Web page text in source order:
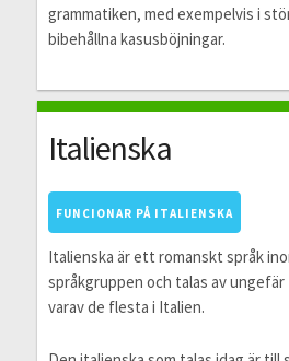
grammatiken, med exempelvis i
bibehållna kasusböjningar.
Italienska
FUNCIONAR PÅ ITALIENSKA
Italienska är ett romanskt språk
språkgruppen och talas av ungefär
varav de flesta i Italien.